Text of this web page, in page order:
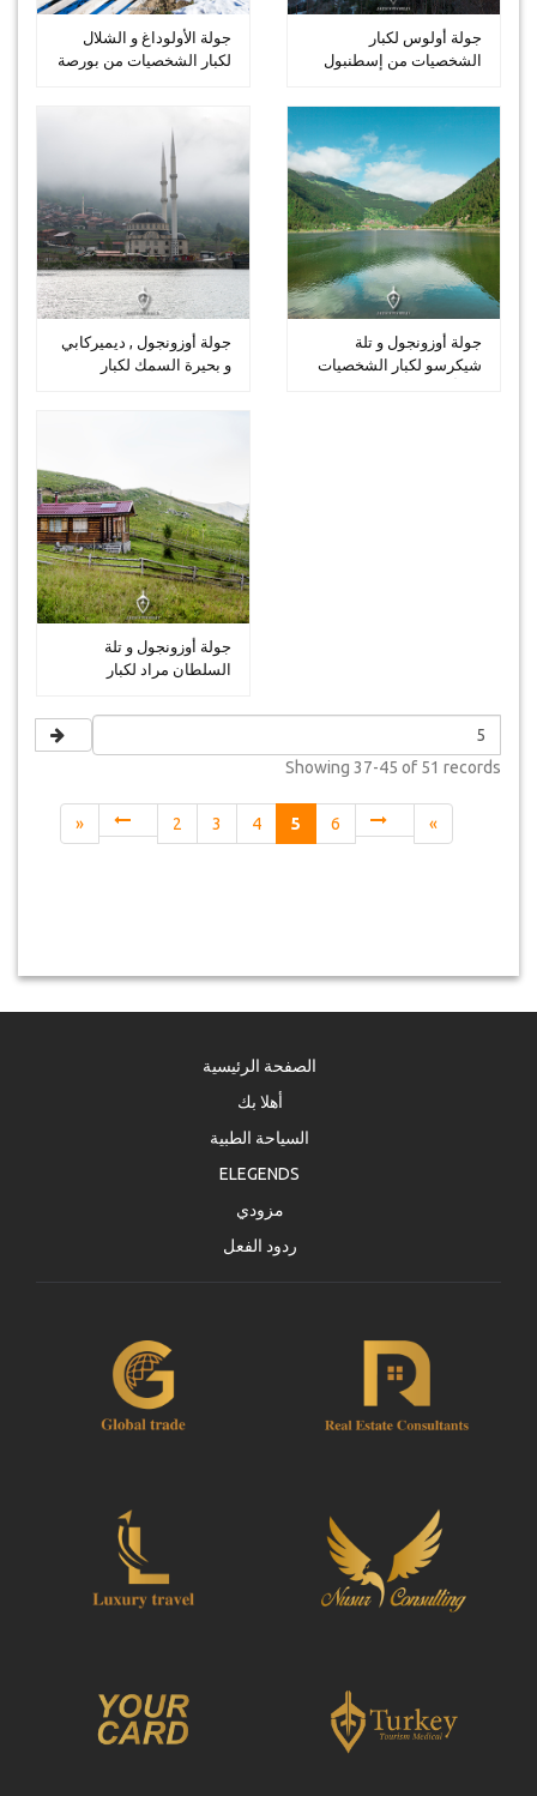
جولة الأولوداغ و الشلال
لكبار الشخصيات من بورصة
جولة أولوس لكبار
الشخصيات من إسطنبول
جولة أوزونجول , ديميركابي
و بحيرة السمك لكبار
جولة أوزونجول و تلة
شيكرسو لكبار الشخصيات
جولة أوزونجول و تلة
السلطان مراد لكبار
Showing 37-45 of 51 records
« 2 3 4 5 6 »
الصفحة الرئيسية
أهلا بك
السياحة الطبية
ELEGENDS
مزودي
ردود الفعل